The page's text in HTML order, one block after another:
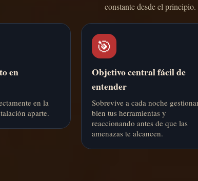
constante desde el principio.
en
en la
aparte.
🎯
Objetivo central fácil de
entender
Sobrevive a cada noche
bien tus herramientas y
reaccionando antes de que las
amenazas te alcancen.